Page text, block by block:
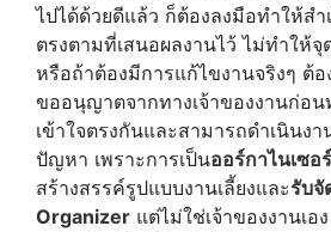
ไปได้ด้วยดีแล้ว ก็ต้องลงมือทำให้สำ
ตรงตามที่เสนอผลงานไว้ ไม่ทำให้จุ
หรือถ้าต้องมีการแก้ไขงานจริงๆ ต้
ขออนุญาตจากทางเจ้าของงานก่อน
เข้าใจตรงกันและสามารถดำเนินง
ปัญหา เพราะการเป็นออร์กาไนเซอร์
สร้างสรรค์รูปแบบงานเลี้ยงและรับจั
Organizer แต่ไม่ใช่เจ้าของงานเ